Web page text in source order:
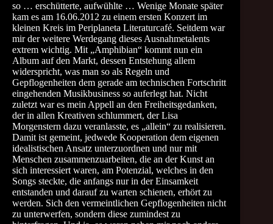
so … erschütterte, aufwühlte … Wenige Monate später
kam es am 16.06.2012 zu einem ersten Konzert im
kleinen Kreis im Periplaneta Literaturcafé. Seitdem war
mir der weitere Werdegang dieses Ausnahmetalents
extrem wichtig. Mit „Amphibian“ kommt nun ein
Album auf den Markt, dessen Entstehung allem
widerspricht, was man so als Regeln und
Gepflogenheiten dem gerade am technischen Fortschritt
eingehenden Musikbusiness so auferlegt hat. Nicht
zuletzt war es mein Appell an den Freiheitsgedanken,
der in allen Kreativen schlummert, der Lisa
Morgenstern dazu veranlasste, es „allein“ zu realisieren.
Damit ist gemeint, jedwede Kooperation dem eigenen
idealistischen Ansatz unterzuordnen und nur mit
Menschen zusammenzuarbeiten, die an der Kunst an
sich interessiert waren, am Potenzial, welches in den
Songs steckte, die anfangs nur in der Einsamkeit
entstanden und darauf zu warten schienen, erhört zu
werden. Sich den vermeintlichen Gepflogenheiten nicht
zu unterwerfen, sondern diese zumindest zu